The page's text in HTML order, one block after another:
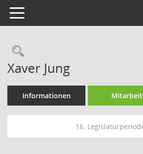
Toggle navigation
Rechercheauswahl
Xaver Jung
Informationen Mitarbeit
16.